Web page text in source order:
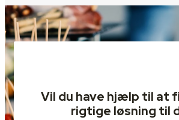
Vil du have hjælp til at
rigtige løsning til